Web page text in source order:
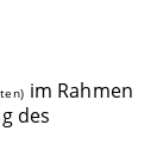
im Rahmen
des